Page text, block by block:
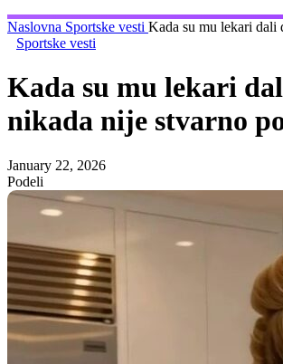
Naslovna Sportske vesti Kada su mu lekari dali
Sportske vesti
Kada su mu lekari
nikada nije stvarno
January 22, 2026
Podeli